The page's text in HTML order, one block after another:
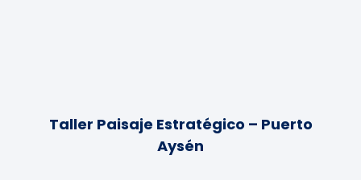
Taller Paisaje Estratégico – Puerto
Aysén